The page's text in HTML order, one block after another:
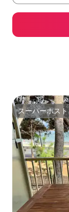
スーパーホスト
スーパーホスト